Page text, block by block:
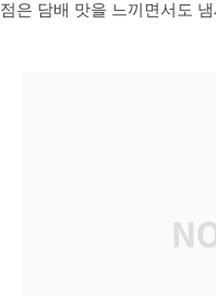
점은 담배 맛을 느끼면서도